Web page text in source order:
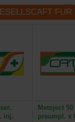
inj.
Metoject
preumpl. x